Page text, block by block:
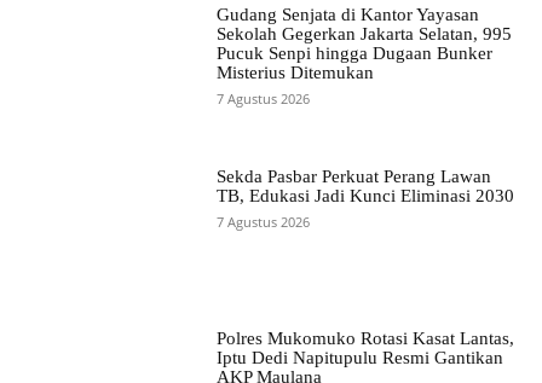
Gudang Senjata di Kantor Yayasan
Sekolah Gegerkan Jakarta Selatan, 995
Pucuk Senpi hingga Dugaan Bunker
Misterius Ditemukan
7 Agustus 2026
Sekda Pasbar Perkuat Perang Lawan
TB, Edukasi Jadi Kunci Eliminasi 2030
7 Agustus 2026
Polres Mukomuko Rotasi Kasat Lantas,
Iptu Dedi Napitupulu Resmi Gantikan
AKP Maulana